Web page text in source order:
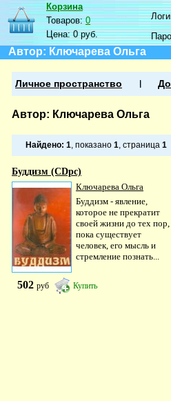
Корзина
Товаров:0
Цена:0 руб.
Автор: Ключарева Ольга
Личное пространство
Автор: Ключарева Ольга
Найдено: 1, показано 1, страница 1
Буддизм (CDpc)
Ключарева Ольга
Буддизм - явление,
которое не прекратит
своей жизни до тех пор,
пока существует
человек, его мысль и
стремление познать...
502 руб Купить